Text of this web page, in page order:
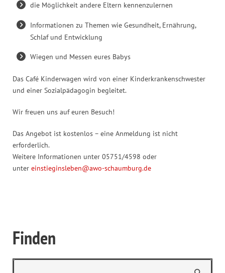
die Möglichkeit andere Eltern kennenzulernen
Informationen zu Themen wie Gesundheit, Ernährung,
Schlaf und Entwicklung
Wiegen und Messen eures Babys
Das Café Kinderwagen wird von einer Kinderkrankenschwester
und einer Sozialpädagogin begleitet.
Wir freuen uns auf euren Besuch!
Das Angebot ist kostenlos – eine Anmeldung ist nicht
erforderlich.
Weitere Informationen unter 05751/4598 oder
unter einstieginsleben@awo-schaumburg.de
Finden